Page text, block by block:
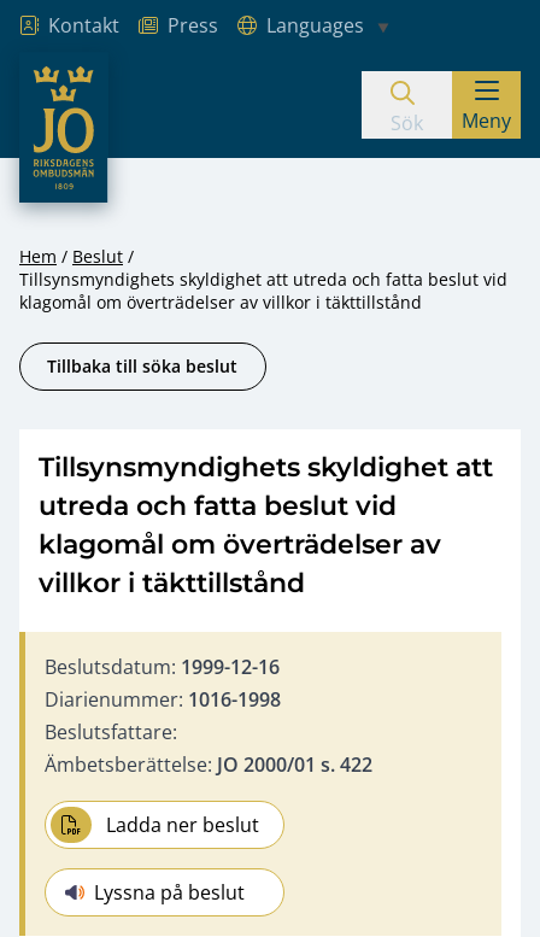
Hoppa till innehåll
Kontakt Press
Languages
JO – Riksdagens Ombudsmän
Sök Meny
Hem
Beslut
Tillsynsmyndighets skyldighet att utreda och fatta beslut vid
klagomål om överträdelser av villkor i täkttillstånd
Tillbaka till söka beslut
Tillsynsmyndighets skyldighet att
utreda och fatta beslut vid
klagomål om överträdelser av
villkor i täkttillstånd
Beslutsdatum: 1999-12-16
Diarienummer: 1016-1998
Beslutsfattare:
Ämbetsberättelse: JO 2000/01 s. 422
Ladda ner beslut
Lyssna på beslut